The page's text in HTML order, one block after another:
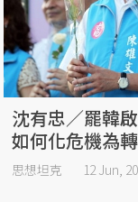
沈有忠／罷韓
如何化危機為
思想坦克 12 Jun,